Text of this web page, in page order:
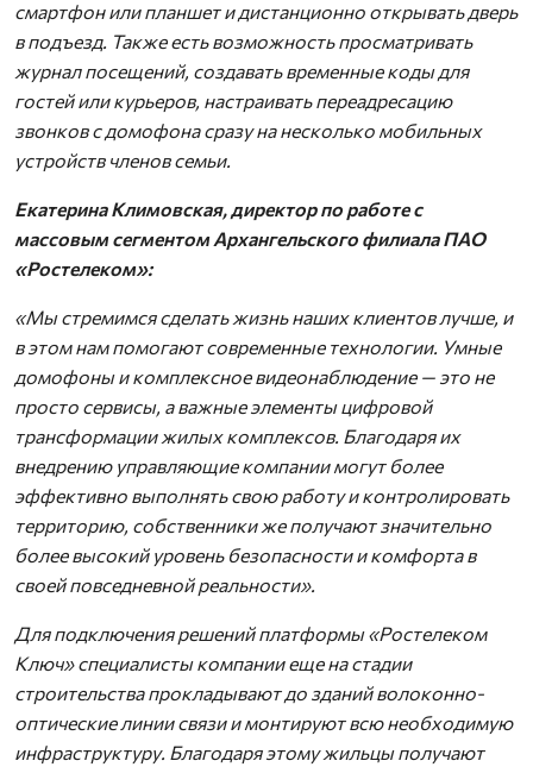
смартфон или планшет и дистанционно открывать дверь
в подъезд. Также есть возможность просматривать
журнал посещений, создавать временные коды для
гостей или курьеров, настраивать переадресацию
звонков с домофона сразу на несколько мобильных
устройств членов семьи.
Екатерина Климовская, директор по работе с
массовым сегментом Архангельского филиала ПАО
«Ростелеком»:
«Мы стремимся сделать жизнь наших клиентов лучше, и
в этом нам помогают современные технологии. Умные
домофоны и комплексное видеонаблюдение — это не
просто сервисы, а важные элементы цифровой
трансформации жилых комплексов. Благодаря их
внедрению управляющие компании могут более
эффективно выполнять свою работу и контролировать
территорию, собственники же получают значительно
более высокий уровень безопасности и комфорта в
своей повседневной реальности».
Для подключения решений платформы «Ростелеком
Ключ» специалисты компании еще на стадии
строительства прокладывают до зданий волоконно-
оптические линии связи и монтируют всю необходимую
инфраструктуру. Благодаря этому жильцы получают